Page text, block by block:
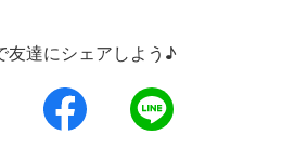
友達にシェアしよう♪